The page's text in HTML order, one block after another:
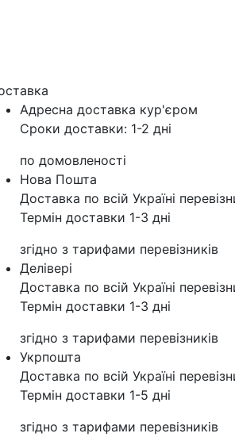
Адресна доставка кур'‎єром
Сроки доставки: 1-2 дні
по домовленості
Нова Пошта
Доставка по всій Україні
Термін доставки 1-3 дні
згідно з тарифами перевізників
Делівері
Доставка по всій Україні
Термін доставки 1-3 дні
згідно з тарифами перевізників
Укрпошта
Доставка по всій Україні
Термін доставки 1-5 дні
згідно з тарифами перевізників